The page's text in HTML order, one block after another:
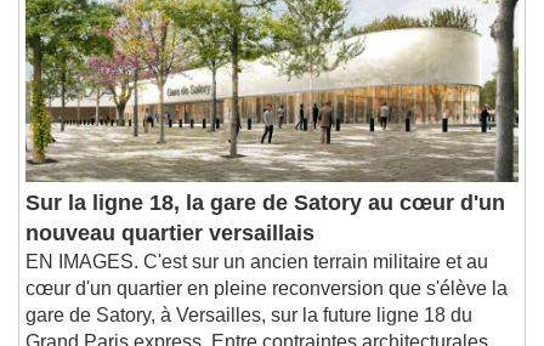
descriptions off, selected
Subtitles
subtitles settings, opens subtitles
settings dialog
subtitles off, selected
Audio Track
Picture-in-Picture
Fullscreen
This is a modal window.
Beginning of dialog window. Escape will cancel
and close the window.
Text
Sur la ligne 18, la gare de Satory au cœur d'un
nouveau quartier versaillais
EN IMAGES. C'est sur un ancien terrain militaire et au
cœur d'un quartier en pleine reconversion que s'élève la
gare de Satory, à Versailles, sur la future ligne 18 du